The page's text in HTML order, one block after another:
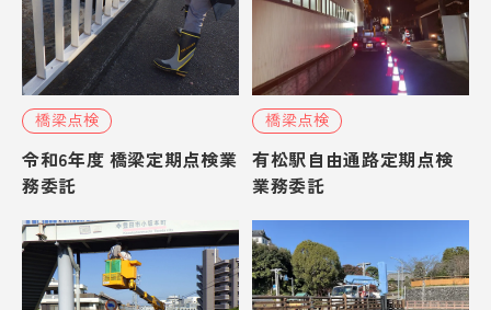
橋梁点検
令和6年度 橋梁定期点検業
務委託
橋梁点検
有松駅自由通路定期点検
業務委託